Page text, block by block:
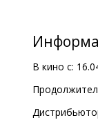
В кино с: